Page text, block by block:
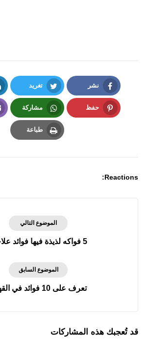
نشر
Facebook
تغريد
Twitter
حفظ مشاركة
Whatsapp
طباعة
Reactions:
الموضوع التالي
5 فواكه لذيذة فيها فوائد علاجية
الموضوع السابق
تعرف على 10 فوائد في القهوة
قد تُعجبك هذه المشاركات